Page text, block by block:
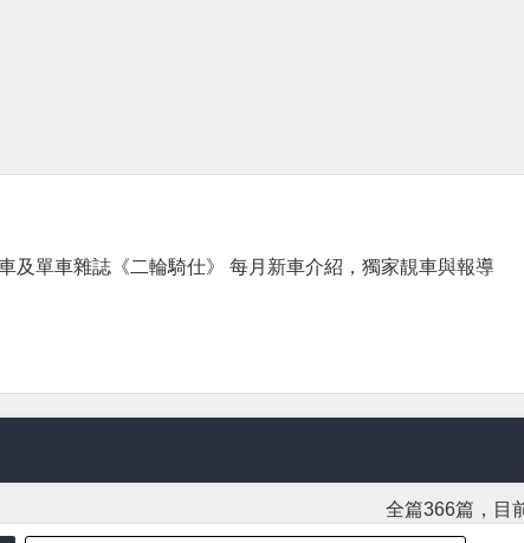
及單車雜誌《二輪騎仕》 每月新車介紹，獨家靚車與報導
全篇366篇，目